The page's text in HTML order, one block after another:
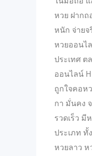
หวย ฝาก
หนัก จ่ายจ
หวยออนไ
ประเทศ ต
ออนไลน์
ถูกใจคอห
กา มั่นคง
รวดเร็ว มี
ประเภท ทั้
หวยลาว